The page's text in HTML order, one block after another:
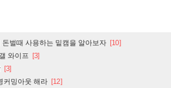
돈벌때 사용하는 밑캠을 알아보자 [10]
와이프 [3]
[3]
커밍아웃 해라 [12]